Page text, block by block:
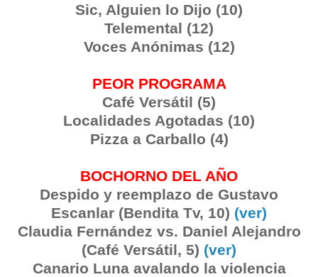
Sic, Alguien lo Dijo (10)
Telemental (12)
Voces Anónimas (12)
PEOR PROGRAMA
Café Versátil (5)
Localidades Agotadas (10)
Pizza a Carballo (4)
BOCHORNO DEL AÑO
Despido y reemplazo de Gustavo
Escanlar (Bendita Tv, 10) (ver)
Claudia Fernández vs. Daniel Alejandro
(Café Versátil, 5) (ver)
Canario Luna avalando la violencia